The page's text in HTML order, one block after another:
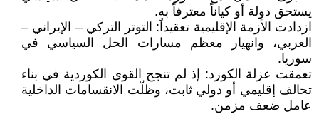
يستحق دولة أو كياناً معترفاً به.
ازدادت الأزمة الإقليمية تعقيداً: التوتر التركي – الإيراني –
العربي، وانهيار معظم مسارات الحل السياسي في
سوريا.
تعمقت عزلة الكورد: إذ لم تنجح القوى الكوردية في بناء
تحالف إقليمي أو دولي ثابت، وظلّت الانقسامات الداخلية
عامل ضعف مزمن.